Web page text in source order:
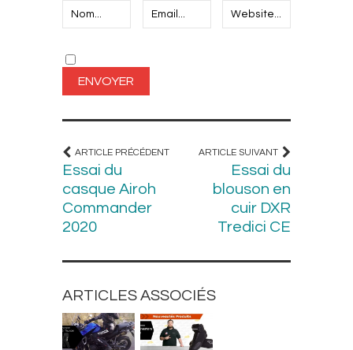
ARTICLE PRÉCÉDENT
Essai du
casque Airoh
Commander
2020
ARTICLE SUIVANT
Essai du
blouson en
cuir DXR
Tredici CE
ARTICLES ASSOCIÉS
EQUIPEMENT
MOTARD
BOTTES ET
CHAUSSURES